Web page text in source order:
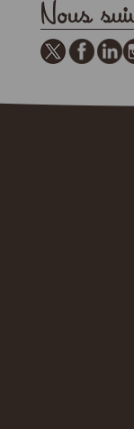
Nous